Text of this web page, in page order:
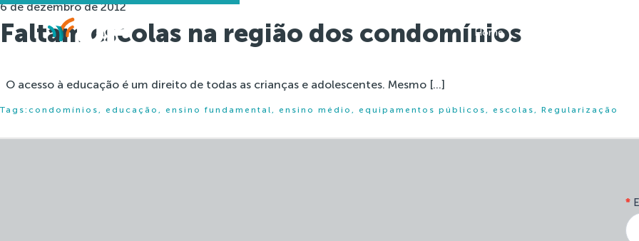
Home
6 de dezembro de 2012
Faltam escolas na região dos condomínios
O acesso à educação é um direito de todas as crianças e adolescentes. Mesmo […]
Tags: condomínios, educação , ensino fundamental, ensino médio , equipamentos públicos, escolas, Regularização
*